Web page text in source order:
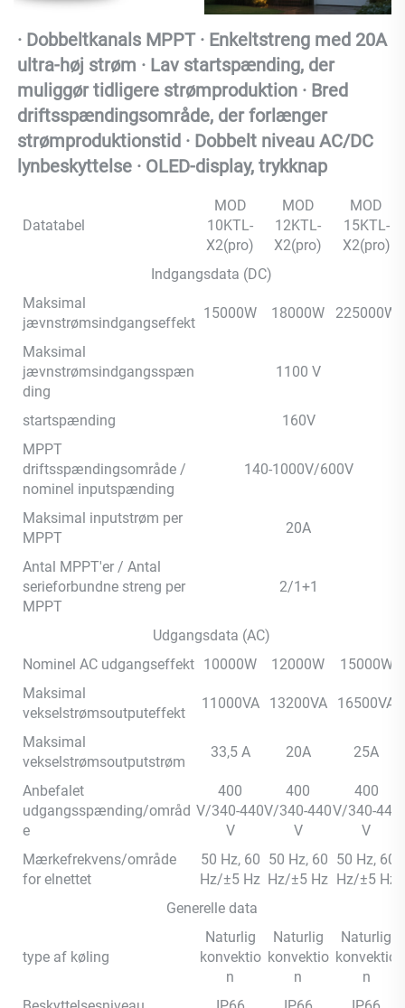
· Dobbeltkanals MPPT · Enkeltstreng med 20A
ultra-høj strøm · Lav startspænding, der
muliggør tidligere strømproduktion · Bred
driftsspændingsområde, der forlænger
strømproduktionstid · Dobbelt niveau AC/DC
lynbeskyttelse · OLED-display, trykknap
Datatabel
MOD
10KTL-
X2(pro)
MOD
12KTL-
X2(pro)
MOD
15KTL-
X2(pro)
Indgangsdata (DC)
Maksimal
jævnstrømsindgangseffekt
15000W 18000W 225000W
Maksimal
jævnstrømsindgangsspæn
ding
1100 V
startspænding
160V
MPPT
driftsspændingsområde /
nominel inputspænding
140-1000V/600V
Maksimal inputstrøm per
MPPT
20A
Antal MPPT'er / Antal
serieforbundne streng per
MPPT
2/1+1
Udgangsdata (AC)
Nominel AC udgangseffekt 10000W 12000W
15000W
Maksimal
vekselstrømsoutputeffekt
11000VA 13200VA 16500VA
Maksimal
vekselstrømsoutputstrøm
33,5 A 20A 25A
Anbefalet
udgangsspænding/områd
e
400
V/340-440
V
400
V/340-440
V
400
V/340-440
V
Mærkefrekvens/område
for elnettet
50 Hz, 60
Hz/±5 Hz
50 Hz, 60
Hz/±5 Hz
50 Hz, 60
Hz/±5 Hz
Generelle data
type af køling
Naturlig
konvektio
n
Naturlig
konvektio
n
Naturlig
konvektio
n